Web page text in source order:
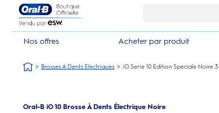
Skip Navigation1
Nos offres Acheter par produit
Brosses A Dents Electriques iO Serie 10 Edition Speciale Noire 3
Oral-B iO 10 Brosse À Dents Électrique Noire